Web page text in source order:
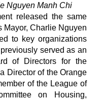
Nguyen Manh Chi
released the same
Mayor, Charlie Nguyen
to key organizations
served as an
of Directors for the
Director of the Orange
of the League of
on Housing,